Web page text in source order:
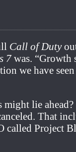
Call of Duty
7 was. “Growth
we have
lie ahead?
That
called Project